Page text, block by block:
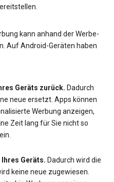
kann anhand der Werbe-
Auf Android-Geräten haben
Geräts zurück. Dadurch
neue ersetzt. Apps können
Werbung anzeigen,
Zeit lang für Sie nicht so
Ihres Geräts. Dadurch wird die
keine neue zugewiesen.